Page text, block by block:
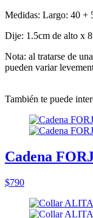
Medidas: Largo: 40 +
Dije: 1.5cm de alto x
Nota: al tratarse de
pueden variar
También te puede
Cadena
$790